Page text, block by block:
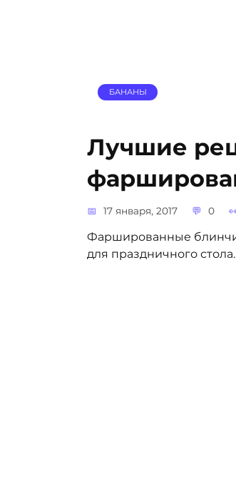
БАНАНЫ
Лучшие
17 января, 2017 0
Фаршированные
для праздничного